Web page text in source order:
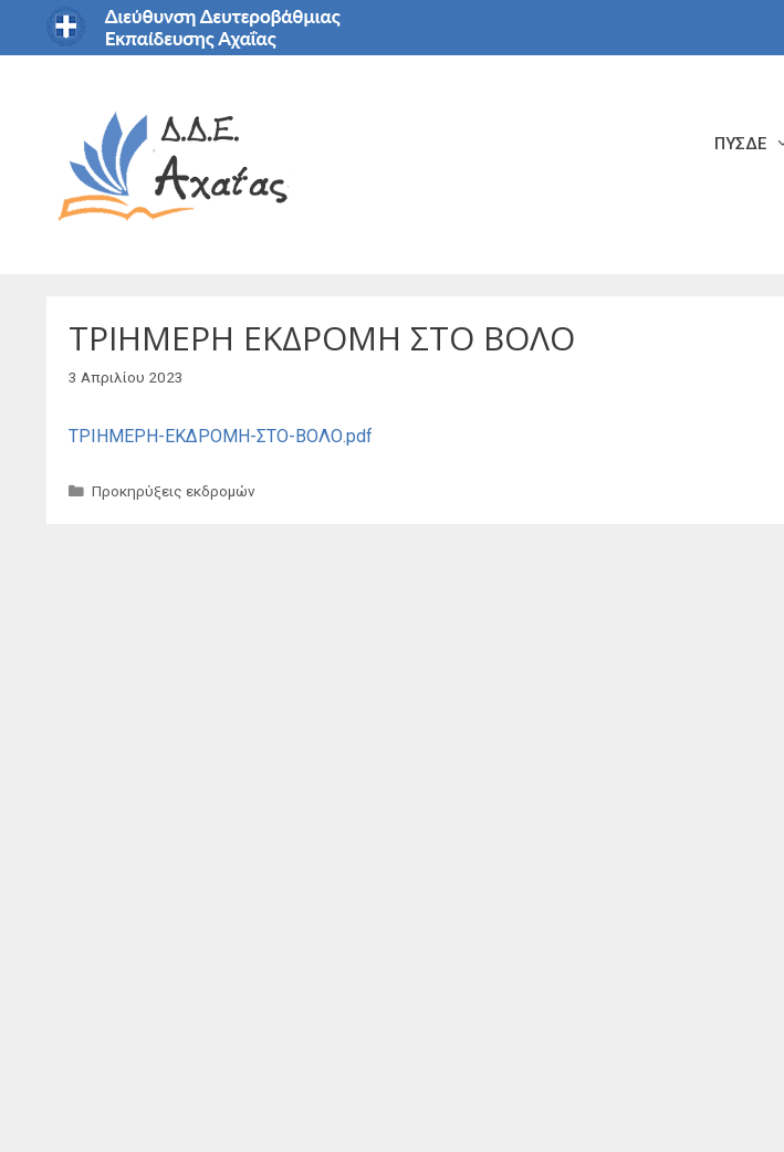
Μετάβαση
ΠΥΣΔΕ
ΤΡΙΗΜΕΡΗ ΕΚΔΡΟΜΗ ΣΤΟ ΒΟΛΟ
3 Απριλίου 2023
ΤΡΙΗΜΕΡΗ-ΕΚΔΡΟΜΗ-ΣΤΟ-ΒΟΛΟ.pdf
Κατηγορίες
Προκηρύξεις εκδρομών